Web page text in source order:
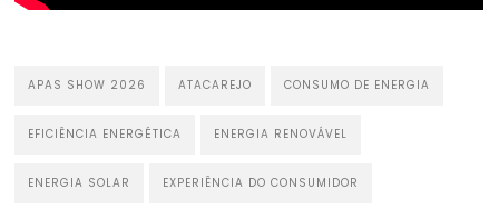
APAS SHOW 2026 ATACAREJO CONSUMO DE ENERGIA
EFICIÊNCIA ENERGÉTICA ENERGIA RENOVÁVEL
ENERGIA SOLAR EXPERIÊNCIA DO CONSUMIDOR